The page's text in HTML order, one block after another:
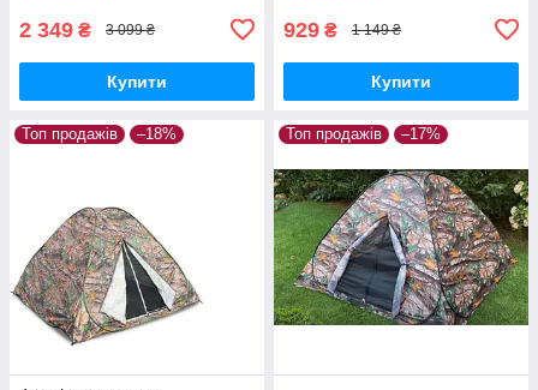
2 349 ₴ 3 099 ₴
Купити
929 ₴ 1 149 ₴
Купити
Топ продажів –18% Топ продажів –17%